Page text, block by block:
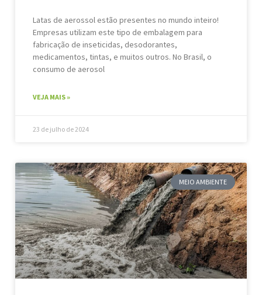
Latas de aerossol estão presentes no mundo inteiro!
Empresas utilizam este tipo de embalagem para
fabricação de inseticidas, desodorantes,
medicamentos, tintas, e muitos outros. No Brasil, o
consumo de aerosol
VEJA MAIS »
23 de julho de 2024
MEIO AMBIENTE